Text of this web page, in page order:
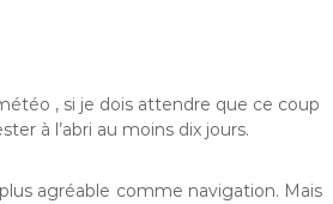
, si je dois attendre que ce coup
à l’abri au moins dix jours.
agréable comme navigation. Mais